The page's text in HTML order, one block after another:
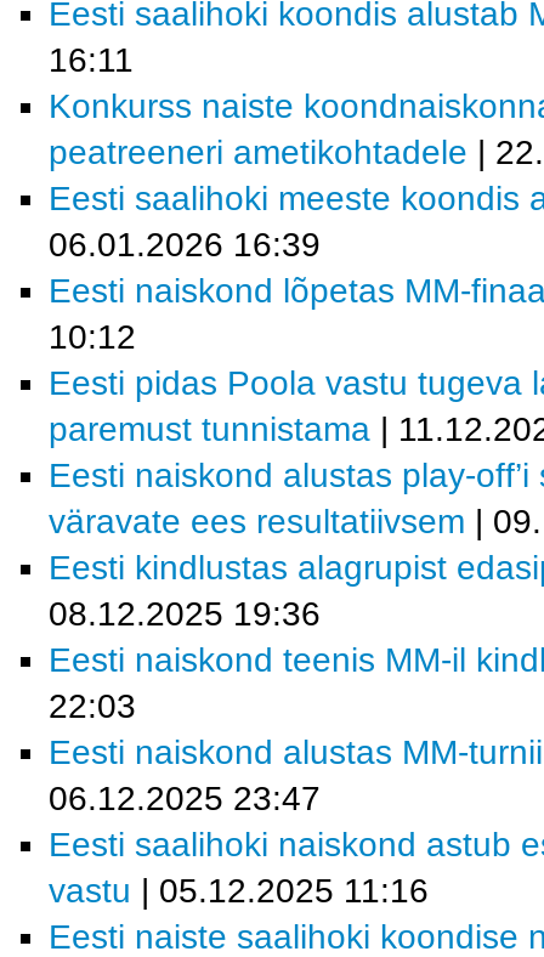
Eesti saalihoki koondis alustab
16:11
Konkurss naiste
peatreeneri ametikohtadele |
Eesti saalihoki meeste koondis
06.01.2026 16:39
Eesti naiskond lõpetas MM-
10:12
Eesti pidas Poola vastu tugeva
paremust tunnistama |
Eesti naiskond alustas play-
väravate ees resultatiivsem |
Eesti kindlustas alagrupist
08.12.2025 19:36
Eesti naiskond teenis MM-il
22:03
Eesti naiskond alustas MM-
06.12.2025 23:47
Eesti saalihoki naiskond astub
vastu | 05.12.2025 11:16
Eesti naiste saalihoki koondise